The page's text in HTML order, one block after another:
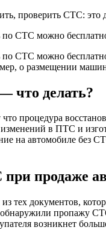
по СТС можно
по СТС можно
о размещении
что делать?
процедура
в ПТС и
на автомобиле без
продаже
тех документов,
пропажу
возникнет